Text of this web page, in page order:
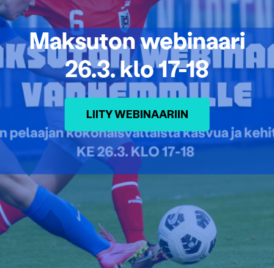
Maksuton webinaari
26.3. klo 17-18
LIITY WEBINAARIIN